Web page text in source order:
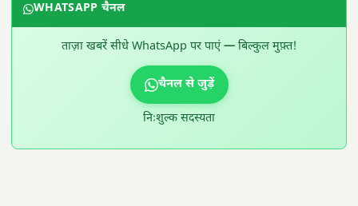
WHATSAPP चैनल
ताज़ा खबरें सीधे WhatsApp पर पाएं — बिल्कुल मुफ़्त!
चैनल से जुड़ें
निःशुल्क सदस्यता